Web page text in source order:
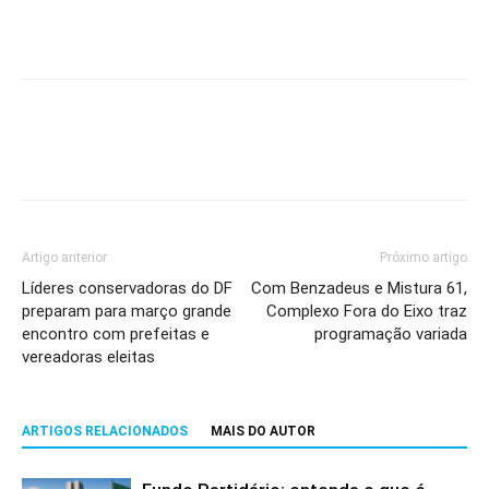
Artigo anterior
Líderes conservadoras do DF
preparam para março grande
encontro com prefeitas e
vereadoras eleitas
Próximo artigo
Com Benzadeus e Mistura 61,
Complexo Fora do Eixo traz
programação variada
ARTIGOS RELACIONADOS MAIS DO AUTOR